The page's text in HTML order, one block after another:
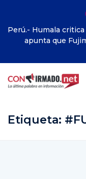
peruana y
a su
Etiqueta: